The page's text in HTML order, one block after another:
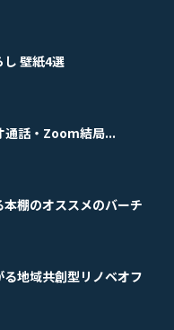
し 壁紙4選
通話・Zoom結局...
棚のオススメのバーチ
地域共創型リノベオフ